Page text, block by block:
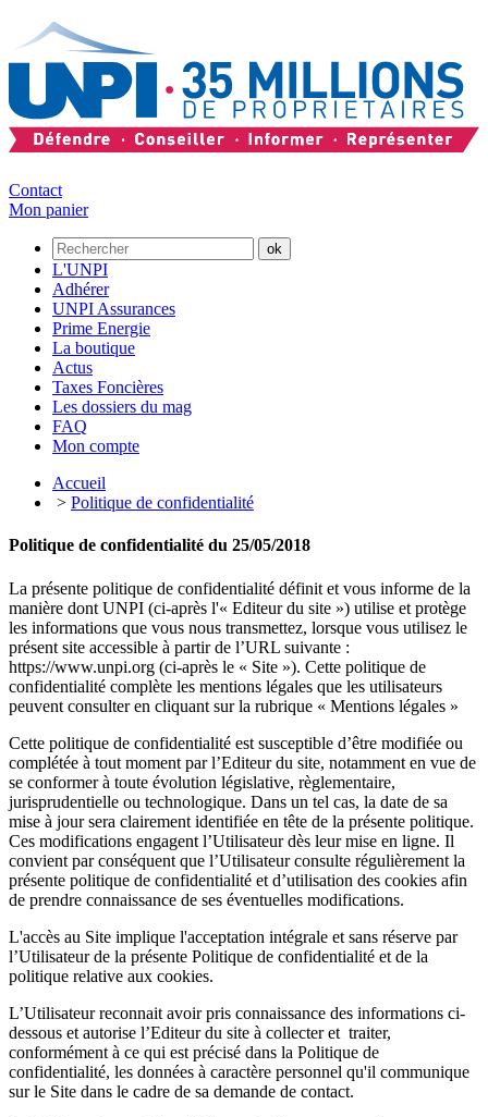
Contact
Mon panier
L'UNPI
Adhérer
UNPI Assurances
Prime Energie
La boutique
Actus
Taxes Foncières
Les dossiers du mag
FAQ
Mon compte
Accueil
> Politique de confidentialité
Politique de confidentialité du 25/05/2018
La présente politique de confidentialité définit et vous informe de la
manière dont UNPI (ci-après l'« Editeur du site ») utilise et protège
les informations que vous nous transmettez, lorsque vous utilisez le
présent site accessible à partir de l’URL suivante :
https://www.unpi.org (ci-après le « Site »). Cette politique de
confidentialité complète les mentions légales que les utilisateurs
peuvent consulter en cliquant sur la rubrique « Mentions légales »
Cette politique de confidentialité est susceptible d’être modifiée ou
complétée à tout moment par l’Editeur du site, notamment en vue de
se conformer à toute évolution législative, règlementaire,
jurisprudentielle ou technologique. Dans un tel cas, la date de sa
mise à jour sera clairement identifiée en tête de la présente politique.
Ces modifications engagent l’Utilisateur dès leur mise en ligne. Il
convient par conséquent que l’Utilisateur consulte régulièrement la
présente politique de confidentialité et d’utilisation des cookies afin
de prendre connaissance de ses éventuelles modifications.
L'accès au Site implique l'acceptation intégrale et sans réserve par
l’Utilisateur de la présente Politique de confidentialité et de la
politique relative aux cookies.
L’Utilisateur reconnait avoir pris connaissance des informations ci-
dessous et autorise l’Editeur du site à collecter et traiter,
conformément à ce qui est précisé dans la Politique de
confidentialité, les données à caractère personnel qu'il communique
sur le Site dans le cadre de sa demande de contact.